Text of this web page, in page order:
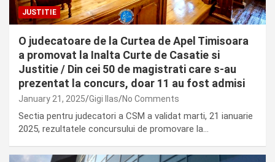
JUSTITIE
O judecatoare de la Curtea de Apel Timisoara
a promovat la Inalta Curte de Casatie si
Justitie / Din cei 50 de magistrati care s-au
prezentat la concurs, doar 11 au fost admisi
January 21, 2025 Gigi Ilas No Comments
Sectia pentru judecatori a CSM a validat marti, 21 ianuarie
2025, rezultatele concursului de promovare la…